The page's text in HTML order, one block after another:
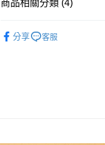
相關說明
AFTEE先享後付是「在收到商
便利好安心！
商品相關分類 (4)
分享 客服